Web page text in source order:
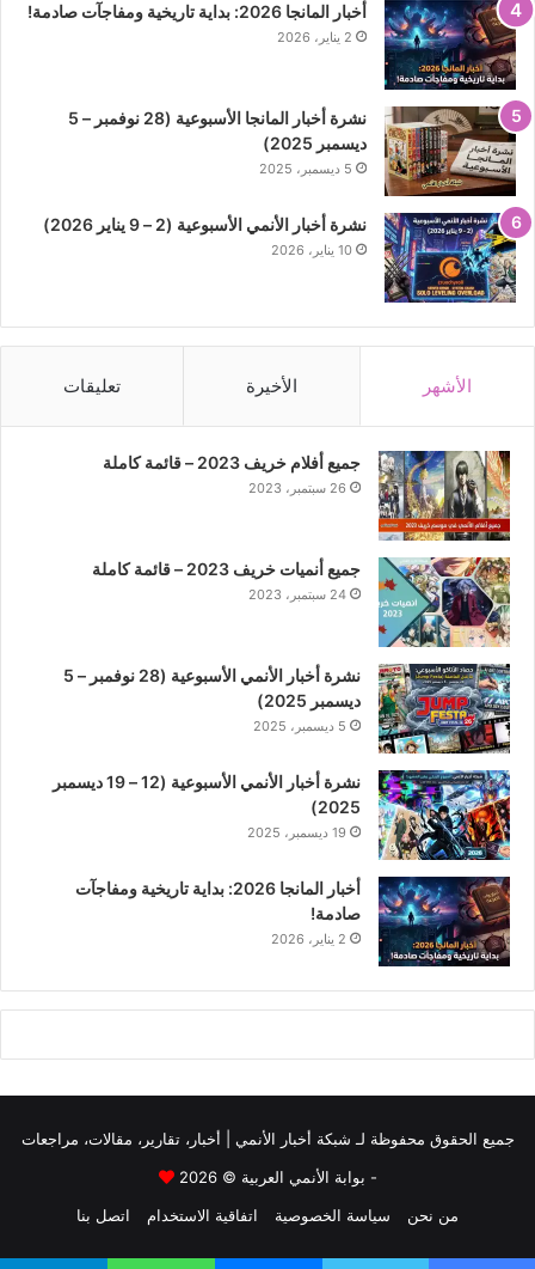
أخبار المانجا 2026: بداية تاريخية ومفاجآت صادمة!
2 يناير، 2026
نشرة أخبار المانجا الأسبوعية (28 نوفمبر – 5
ديسمبر 2025)
5 ديسمبر، 2025
نشرة أخبار الأنمي الأسبوعية (2 – 9 يناير 2026)
10 يناير، 2026
الأشهر الأخيرة تعليقات
جميع أفلام خريف 2023 – قائمة كاملة
26 سبتمبر، 2023
جميع أنميات خريف 2023 – قائمة كاملة
24 سبتمبر، 2023
نشرة أخبار الأنمي الأسبوعية (28 نوفمبر – 5
ديسمبر 2025)
5 ديسمبر، 2025
نشرة أخبار الأنمي الأسبوعية (12 – 19 ديسمبر
2025)
19 ديسمبر، 2025
أخبار المانجا 2026: بداية تاريخية ومفاجآت
صادمة!
2 يناير، 2026
جميع الحقوق محفوظة لـ شبكة أخبار الأنمي | أخبار، تقارير، مقالات، مراجعات
- بوابة الأنمي العربية © 2026
من نحن
سياسة الخصوصية اتفاقية الاستخدام اتصل بنا